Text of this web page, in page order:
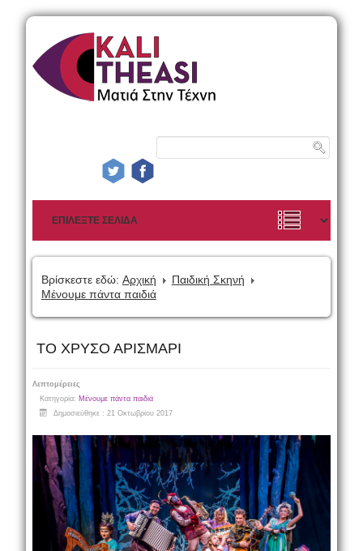
Βρίσκεστε εδώ: Αρχική
Παιδική Σκηνή
Μένουμε πάντα παιδιά
ΤΟ ΧΡΥΣΟ ΑΡΙΣΜΑΡΙ
Λεπτομέρειες
Κατηγορία: Μένουμε πάντα παιδιά
Δημοσιεύθηκε : 21 Οκτωβρίου 2017